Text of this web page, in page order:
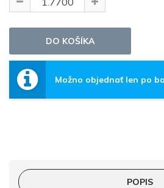
Možno objednať len po
POPIS